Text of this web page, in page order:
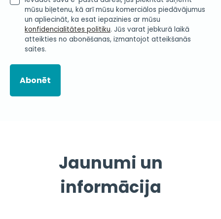
mūsu biļetenu, kā arī mūsu komerciālos piedāvājumus
un apliecināt, ka esat iepazinies ar mūsu
konfidencialitātes politiku. Jūs varat jebkurā laikā
atteikties no abonēšanas, izmantojot atteikšanās
saites.
Jaunumi un
informācija